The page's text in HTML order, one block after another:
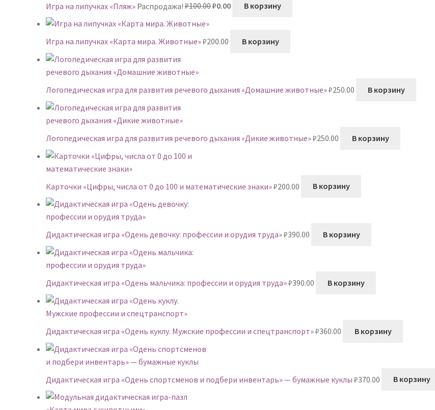
Игра на липучках «Пляж» Распродажа! ₽100.00
₽100.00.
₽0.00 В корзину
Игра на липучках «Карта мира. Животные»₽200.00 В корзину
Логопедическая игра для развития речевого дыхания «Домашние животные»₽250.00 В корзину
Логопедическая игра для развития речевого дыхания «Дикие животные»₽250.00 В корзину
Карточки «Цифры, числа от 0 до 100 и математические знаки»₽200.00 В корзину
Дидактическая игра «Одень девочку: профессии и орудия труда»₽390.00 В корзину
Дидактическая игра «Одень мальчика: профессии и орудия труда»₽390.00 В корзину
Дидактическая игра «Одень куклу. Мужские профессии и спецтранспорт»₽360.00 В корзину
Дидактическая игра «Одень спортсменов и подбери инвентарь» — бумажные куклы ₽370.00 В корзину